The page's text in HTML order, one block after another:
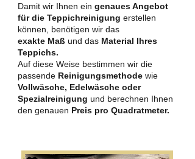
Damit wir Ihnen ein genaues Angebot
für die Teppichreinigung erstellen
können, benötigen wir das
exakte Maß und das Material Ihres
Teppichs.
Auf diese Weise bestimmen wir die
passende Reinigungsmethode wie
Vollwäsche, Edelwäsche oder
Spezialreinigung und berechnen Ihnen
den genauen Preis pro Quadratmeter.